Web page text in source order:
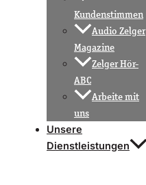
Kundenstimmen
Audio Zelger
Magazine
Zelger Hör-
ABC
Arbeite mit
uns
Unsere
Dienstleistungen